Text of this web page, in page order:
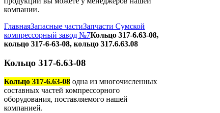
компании.
ГлавнаяЗапасные частиЗапчасти Сумской
компрессорный завод №7Кольцо 317-6.63-08,
кольцо 317-6-63-08, кольцо 317.6.63.08
Кольцо 317-6.63-08
Кольцо 317-6.63-08 одна из многочисленных
составных частей компрессорного
оборудования, поставляемого нашей
компанией.